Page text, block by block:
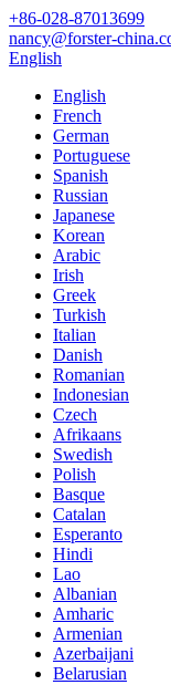
+86-028-87013699
nancy@forster-
English
English
French
German
Portuguese
Spanish
Russian
Japanese
Korean
Arabic
Irish
Greek
Turkish
Italian
Danish
Romanian
Indonesian
Czech
Afrikaans
Swedish
Polish
Basque
Catalan
Esperanto
Hindi
Lao
Albanian
Amharic
Armenian
Azerbaijani
Belarusian